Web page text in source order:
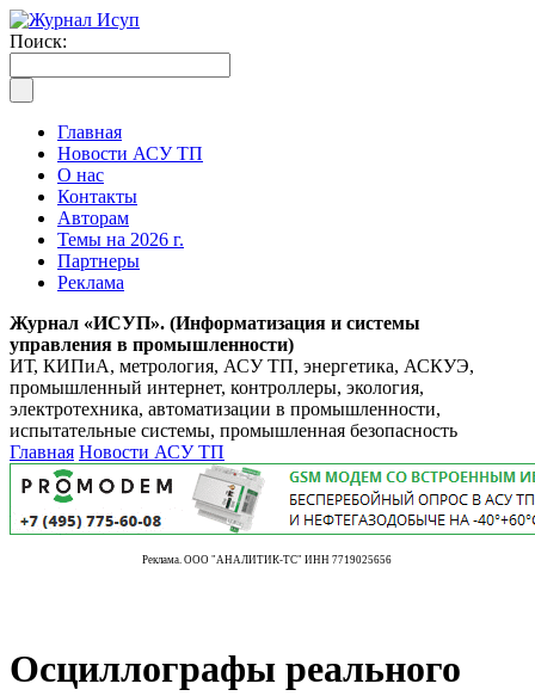
Поиск:
Главная
Новости АСУ ТП
О нас
Контакты
Авторам
Темы на 2026 г.
Партнеры
Реклама
Журнал «ИСУП». (Информатизация и системы
управления в промышленности)
ИТ, КИПиА, метрология, АСУ ТП, энергетика, АСКУЭ,
промышленный интернет, контроллеры, экология,
электротехника, автоматизации в промышленности,
испытательные системы, промышленная безопасность
Главная Новости АСУ ТП
Реклама. ООО "АНАЛИТИК-ТС" ИНН 7719025656
Осциллографы реального